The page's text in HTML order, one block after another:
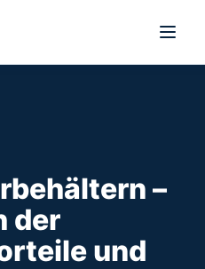
Menü
–
der
und